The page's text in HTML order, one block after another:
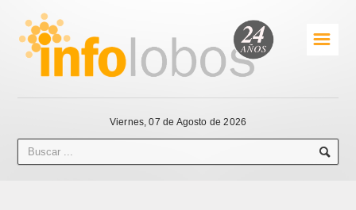
☰
Viernes, 07 de Agosto de 2026